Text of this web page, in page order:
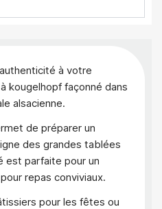
à votre
kougelhopf façonné dans
alsacienne.
de préparer un
des grandes tablées
est parfaite pour un
repas conviviaux.
pour les fêtes ou